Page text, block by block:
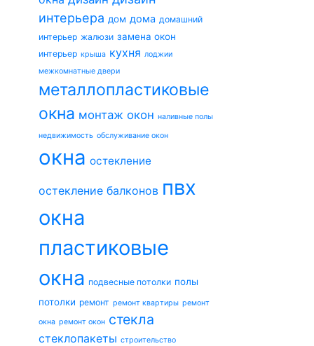
интерьера дом дома домашний
интерьер жалюзи замена окон
интерьер крыша кухня лоджии
межкомнатные двери
металлопластиковые
окна монтаж окон наливные полы
недвижимость обслуживание окон
окна остекление
остекление балконов пвх
окна
пластиковые
окна подвесные потолки полы
потолки ремонт ремонт квартиры ремонт
окна ремонт окон стекла
стеклопакеты строительство